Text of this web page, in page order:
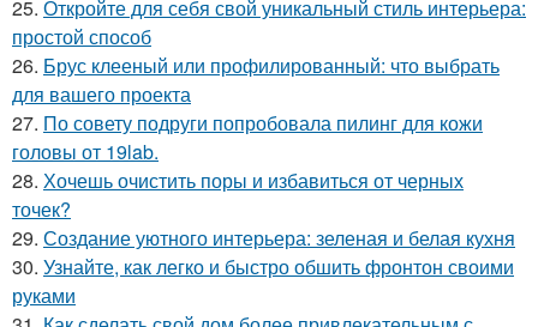
25. Откройте для себя свой уникальный стиль интерьера:
простой способ
26. Брус клееный или профилированный: что выбрать
для вашего проекта
27. По совету подруги попробовала пилинг для кожи
головы от 19lab.
28. Хочешь очистить поры и избавиться от черных
точек?
29. Создание уютного интерьера: зеленая и белая кухня
30. Узнайте, как легко и быстро обшить фронтон своими
руками